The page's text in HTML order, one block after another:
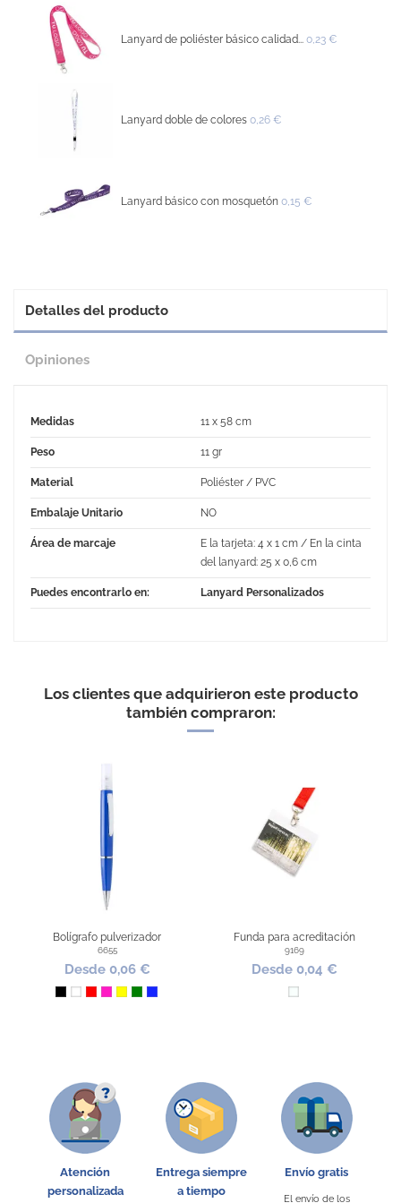
Lanyard de poliéster básico calidad... 0,23 €
Lanyard doble de colores 0,26 €
Lanyard básico con mosquetón 0,15 €
Detalles del producto
Opiniones
Medidas 11 x 58 cm
Peso 11 gr
Material Poliéster / PVC
Embalaje Unitario NO
Área de marcaje
E la tarjeta: 4 x 1 cm / En la cinta
del lanyard: 25 x 0,6 cm
Puedes encontrarlo en: Lanyard Personalizados
Los clientes que adquirieron este producto
también compraron:
Bolígrafo pulverizador
6655
Desde 0,06 €
NegroBlanco
RojoFucsiaAmarillo
VerdeAzul Royal
Funda para acreditación
9169
Desde 0,04 €
Transparente
Atención
personalizada
Entrega siempre
a tiempo
Envío gratis
El envío de los